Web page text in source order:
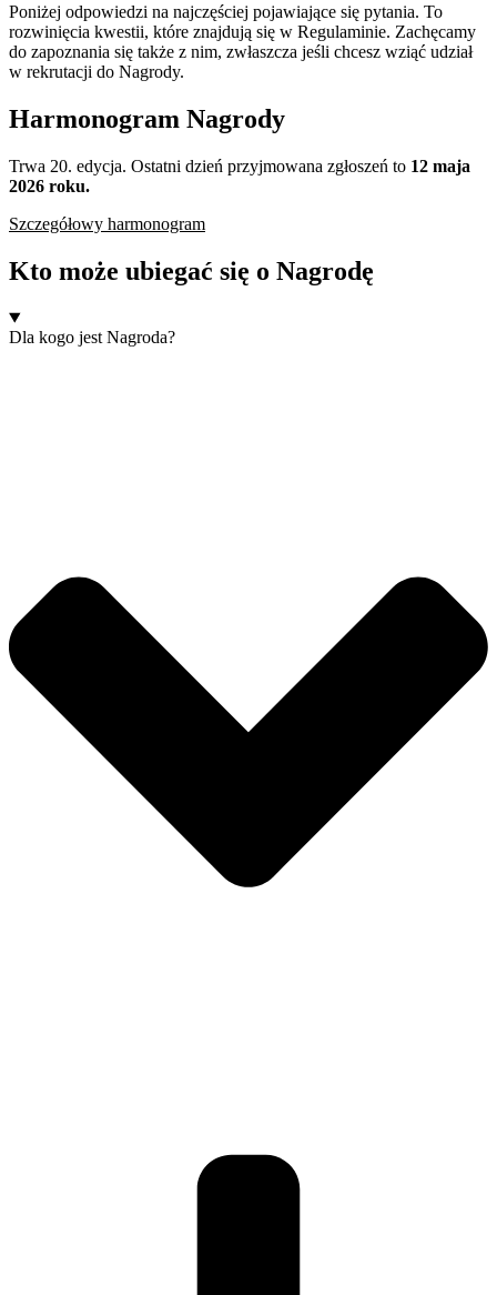
Poniżej odpowiedzi na najczęściej pojawiające się pytania. To
rozwinięcia kwestii, które znajdują się w Regulaminie. Zachęcamy
do zapoznania się także z nim, zwłaszcza jeśli chcesz wziąć udział
w rekrutacji do Nagrody.
Harmonogram Nagrody
Trwa 20. edycja. Ostatni dzień przyjmowana zgłoszeń to 12 maja
2026 roku.
Szczegółowy harmonogram
Kto może ubiegać się o Nagrodę
Dla kogo jest Nagroda?